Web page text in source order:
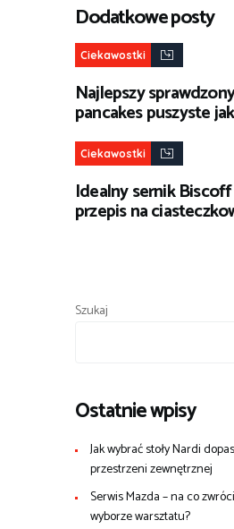
Dodatkowe posty
Ciekawostki
Najlepszy
pancakes puszyste
Ciekawostki
Idealny sernik
przepis na
Szukaj
Ostatnie wpisy
Jak wybrać stoły Nardi
przestrzeni zewnętrznej
Serwis Mazda – na co
wyborze warsztatu?